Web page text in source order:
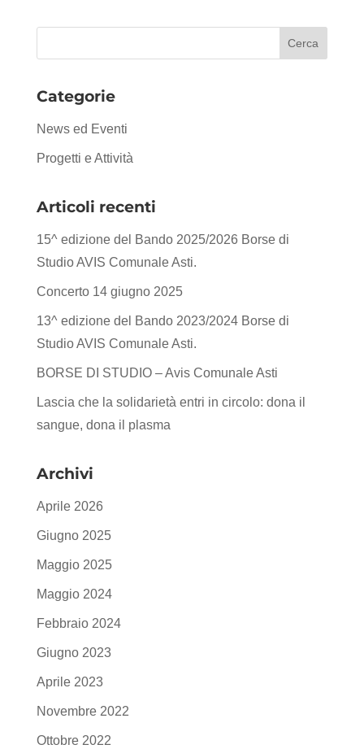
Categorie
News ed Eventi
Progetti e Attività
Articoli recenti
15^ edizione del Bando 2025/2026 Borse di
Studio AVIS Comunale Asti.
Concerto 14 giugno 2025
13^ edizione del Bando 2023/2024 Borse di
Studio AVIS Comunale Asti.
BORSE DI STUDIO – Avis Comunale Asti
Lascia che la solidarietà entri in circolo: dona il
sangue, dona il plasma
Archivi
Aprile 2026
Giugno 2025
Maggio 2025
Maggio 2024
Febbraio 2024
Giugno 2023
Aprile 2023
Novembre 2022
Ottobre 2022